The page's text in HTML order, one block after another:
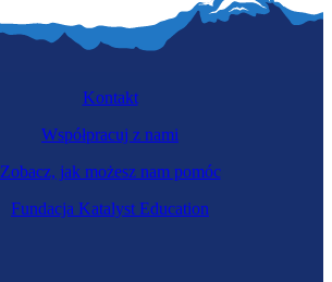
Kontakt
Współpracuj z nami
Zobacz, jak możesz nam pomóc
Fundacja Katalyst Education